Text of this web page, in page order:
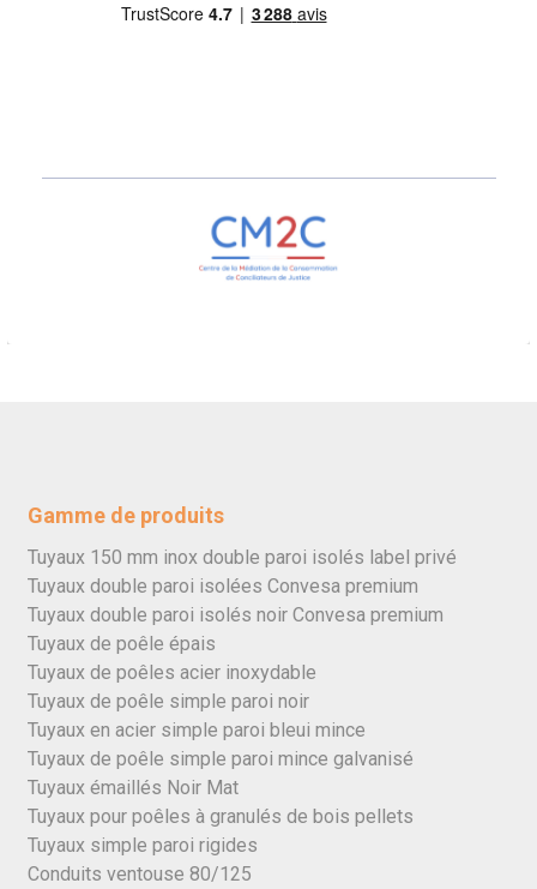
Gamme de produits
Tuyaux 150 mm inox double paroi isolés label privé
Tuyaux double paroi isolées Convesa premium
Tuyaux double paroi isolés noir Convesa premium
Tuyaux de poêle épais
Tuyaux de poêles acier inoxydable
Tuyaux de poêle simple paroi noir
Tuyaux en acier simple paroi bleui mince
Tuyaux de poêle simple paroi mince galvanisé
Tuyaux émaillés Noir Mat
Tuyaux pour poêles à granulés de bois pellets
Tuyaux simple paroi rigides
Conduits ventouse 80/125